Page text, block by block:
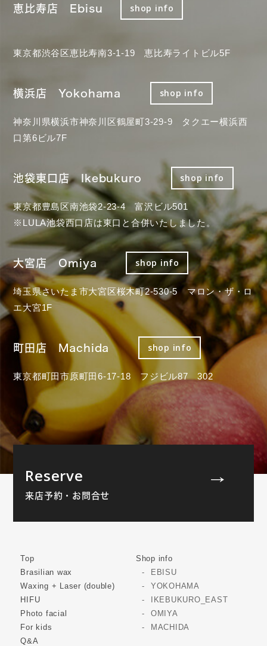
恵比寿店 Ebisu shop info
東京都渋谷区恵比寿南3-1-19 恵比寿ライトビル5F
横浜店 Yokohama shop info
神奈川県横浜市神奈川区鶴屋町3-29-9 タクエー横浜西
口第6ビル7F
池袋東口店 Ikebukuro shop info
東京都豊島区南池袋2-23-4 富沢ビル501
※LULA池袋西口店は東口と合併いたしました。
大宮店 Omiya shop info
埼玉県さいたま市大宮区桜木町2-530-5 マロン・ザ・ロ
エ大宮1F
町田店 Machida shop info
東京都町田市原町田6-17-18 フジビル87 302
Reserve
来店予約・お問合せ
Top
Brasilian wax
Waxing + Laser (double)
HIFU
Photo facial
For kids
Q&A
Shop info
EBISU
YOKOHAMA
IKEBUKURO_EAST
OMIYA
MACHIDA